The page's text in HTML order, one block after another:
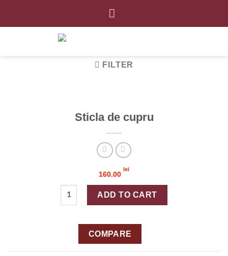
FILTER
Sticla de cupru
160.00
lei
Sticla de cupru quantity
ADD TO CART
COMPARE